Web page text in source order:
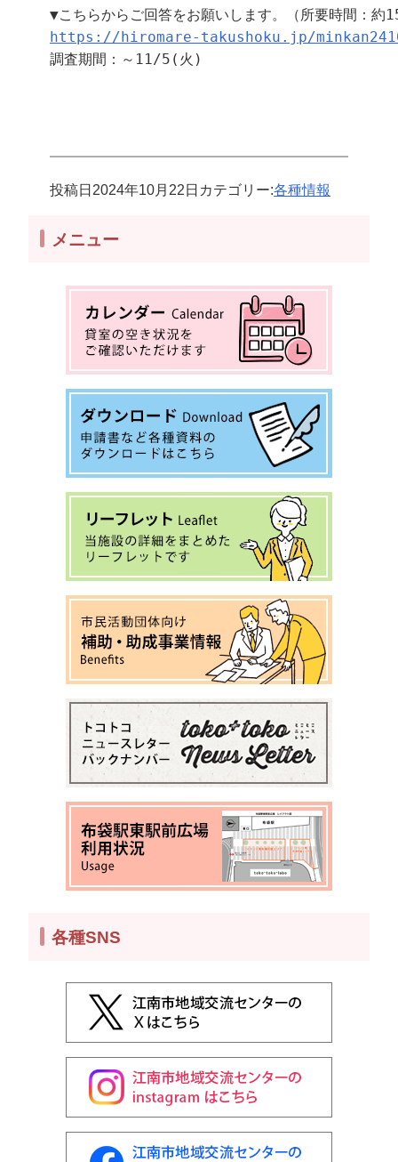
https://hiromare-takushoku.jp/
調査期間：～11/5(火)
投稿日 2024年10月22日 カテゴリー:各種情報
メニュー
各種SNS